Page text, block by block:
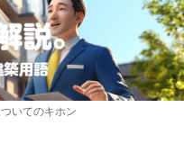
いてのキホン